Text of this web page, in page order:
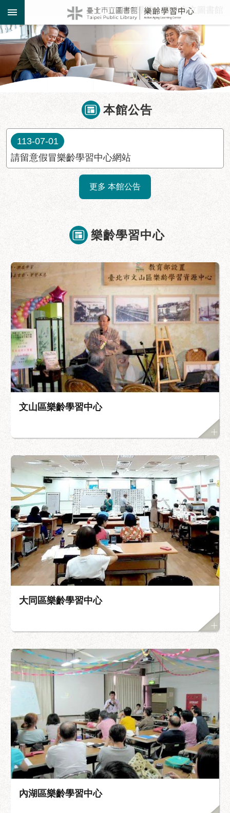
跳到主要內容區塊 網站導覽 臺北市立圖書館
:::
本館公告
113-07-01
請留意假冒樂齡學習中心網站
更多 本館公告
樂齡學習中心
文山區樂齡學習中心
大同區樂齡學習中心
內湖區樂齡學習中心